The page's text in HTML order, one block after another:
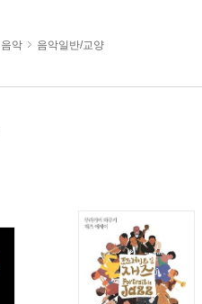
음악 음악일반/교양